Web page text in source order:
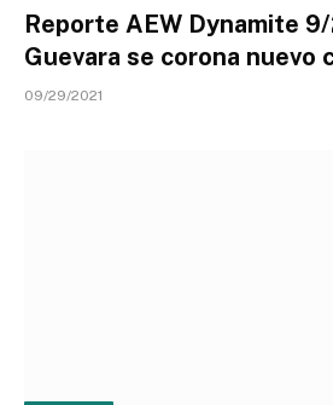
Reporte AEW Dynamite 9/
Guevara se corona nuevo
09/29/2021